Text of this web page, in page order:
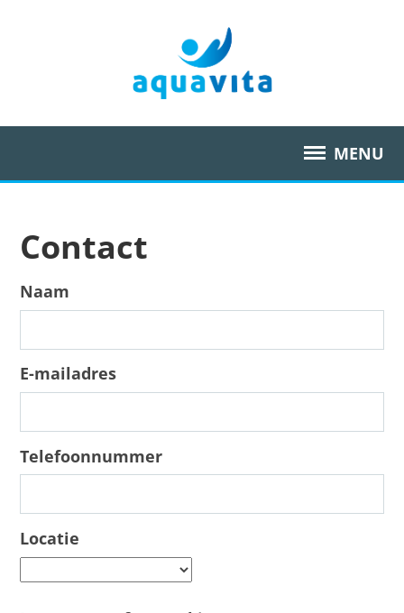
MENU
Aanbod
Aquafitness
Tarieven
Contact
Contact
Naam
E-mailadres
Telefoonnummer
Locatie